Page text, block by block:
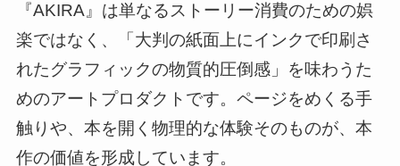
『AKIRA』は単なるストーリー消費のための娯
楽ではなく、「大判の紙面上にインクで印刷さ
れたグラフィックの物質的圧倒感」を味わうた
めのアートプロダクトです。ページをめくる手
触りや、本を開く物理的な体験そのものが、本
作の価値を形成しています。